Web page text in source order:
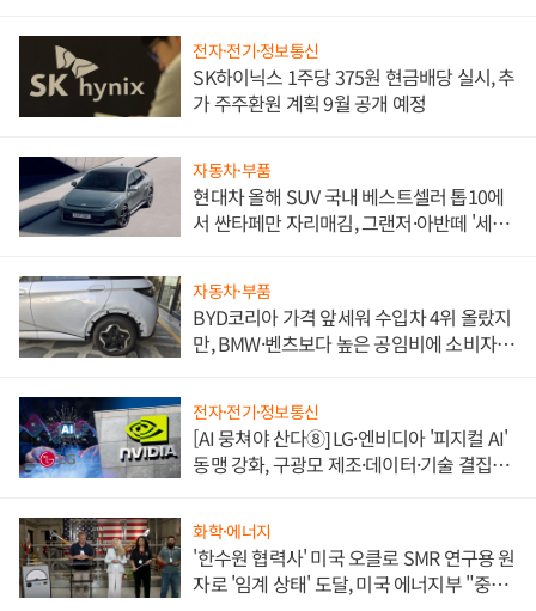
전자·전기·정보통신
SK하이닉스 1주당 375원 현금배당 실시, 추
가 주주환원 계획 9월 공개 예정
자동차·부품
현대차 올해 SUV 국내 베스트셀러 톱10에
서 싼타페만 자리매김, 그랜저·아반떼 '세단
자동차·부품
BYD코리아 가격 앞세워 수입차 4위 올랐지
만, BMW·벤츠보다 높은 공임비에 소비자
전자·전기·정보통신
[AI 뭉쳐야 산다⑧] LG·엔비디아 '피지컬 AI'
동맹 강화, 구광모 제조·데이터·기술 결집
화학·에너지
'한수원 협력사' 미국 오클로 SMR 연구용 원
자로 '임계 상태' 도달, 미국 에너지부 "중요